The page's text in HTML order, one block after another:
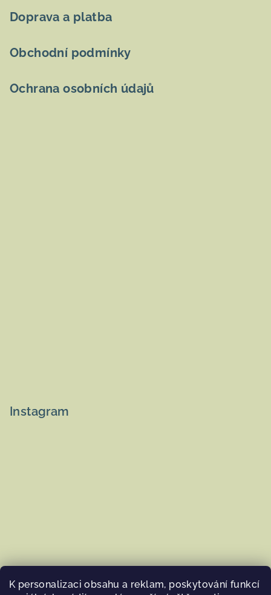
K personalizaci obsahu a reklam, poskytování funkcí
Doprava a platba
Obchodní podmínky
Ochrana osobních údajů
Instagram